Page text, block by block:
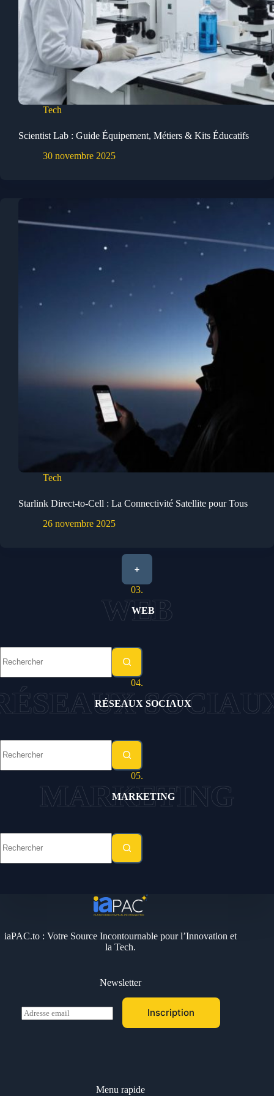
Tech
Scientist Lab : Guide Équipement, Métiers & Kits Éducatifs
30 novembre 2025
Tech
Starlink Direct-to-Cell : La Connectivité Satellite pour Tous
26 novembre 2025
+
03.
WEB
résultat
04.
RÉSEAUX SOCIAUX
résultat
05.
MARKETING
résultat
iaPAC.to : Votre Source Incontournable pour l’Innovation et
la Tech.
Newsletter
E
m
Inscription
Menu rapide